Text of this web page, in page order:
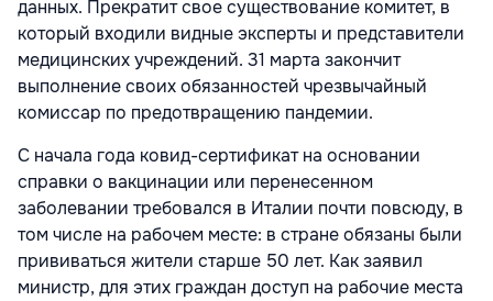
данных. Прекратит свое существование комитет, в
который входили видные эксперты и представители
медицинских учреждений. 31 марта закончит
выполнение своих обязанностей чрезвычайный
комиссар по предотвращению пандемии.
С начала года ковид-сертификат на основании
справки о вакцинации или перенесенном
заболевании требовался в Италии почти повсюду, в
том числе на рабочем месте: в стране обязаны были
прививаться жители старше 50 лет. Как заявил
министр, для этих граждан доступ на рабочие места